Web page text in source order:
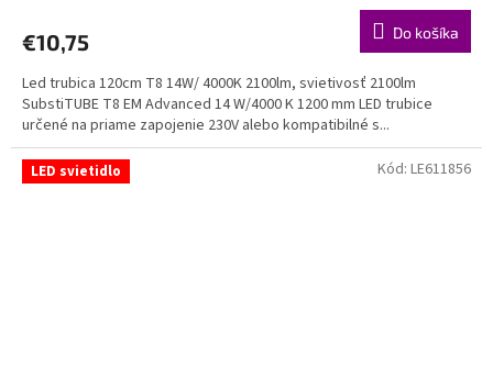
€10,75 Do košíka
Led trubica 120cm T8 14W/ 4000K 2100lm, svietivosť 2100lm
SubstiTUBE T8 EM Advanced 14 W/4000 K 1200 mm LED trubice
určené na priame zapojenie 230V alebo kompatibilné s...
LED svietidlo Kód: LE611856